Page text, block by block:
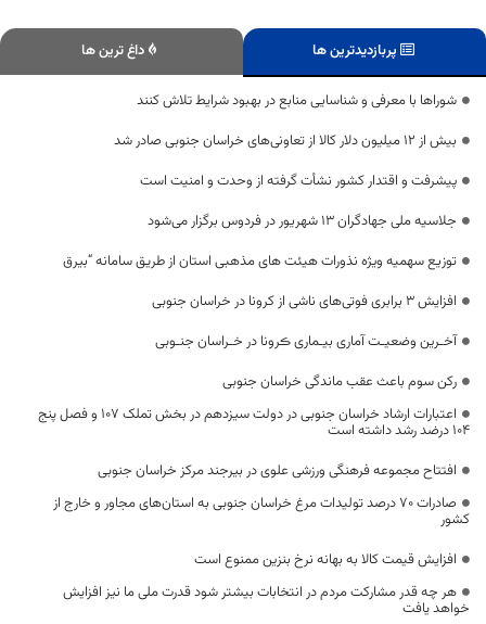
پربازدیدترین ها داغ ترین ها
شورا‌ها با معرفی و شناسایی منابع در بهبود شرایط تلاش کنند
بیش از ۱۲ میلیون دلار کالا از تعاونی‌های خراسان جنوبی صادر شد
پیشرفت و اقتدار کشور نشأت گرفته از وحدت و امنیت است
جلاسیه ملی جهادگران ۱۳ شهریور در فردوس برگزار می‌شود
توزیع سهمیه ویژه نذورات هیئت های مذهبی استان از طریق سامانه “بیرق
افزایش ۳ برابری فوتی‌های ناشی از کرونا در خراسان جنوبی
آخـرین وضعیـت آماری بیـماری ڪرونا در خـراسان جنـوبی
رکن سوم باعث عقب ماندگی خراسان جنوبی
اعتبارات ارشاد خراسان جنوبی در دولت سیزدهم در بخش تملک ۱۰۷ و فصل پنج
۱۰۴ درضد رشد داشته است
افتتاح مجموعه فرهنگی ورزشی علوی در بیرجند مرکز خراسان جنوبی
صادرات ۷۰ درصد تولیدات مرغ خراسان جنوبی به استان‌های مجاور و خارج از
کشور
افزایش قیمت کالا به بهانه نرخ بنزین ممنوع است
هر چه قدر مشارکت مردم در انتخابات بیشتر شود قدرت ملی ما نیز افزایش
خواهد یافت